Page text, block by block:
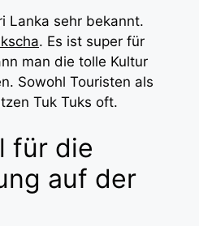
Lanka sehr bekannt.
. Es ist super für
man die tolle Kultur
Sowohl Touristen als
Tuk Tuks oft.
für die
auf der